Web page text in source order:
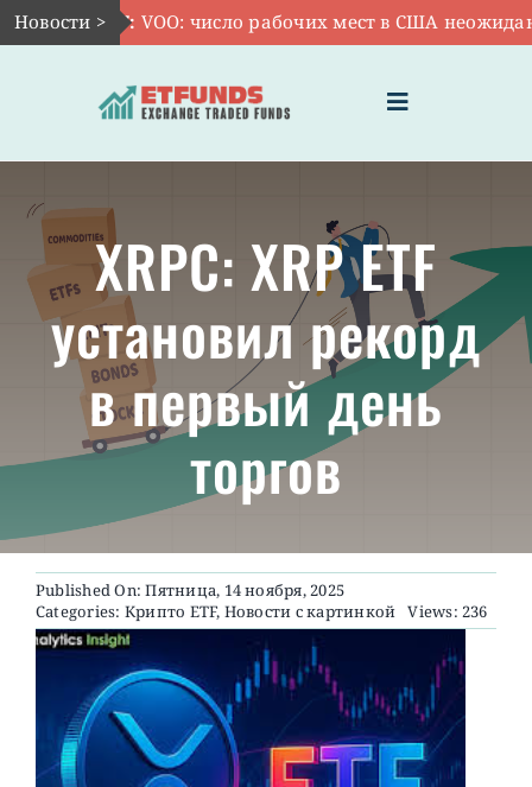
Skip
to
Новости >
Авг 7:VOO: число рабочих мест в США неожиданно
Toggle
Navigation
ГЛАВНАЯ
ЧТО ТАКОЕ ETF
ИНВЕСТИЦИИ В ETF
ТЕМАТИЧЕСКИЕ ETF
АКТУАЛЬНЫЕ
О ПРОЕКТЕ
XRPC: XRP ETF
установил рекорд
в первый день
торгов
Published On: Пятница, 14 ноября, 2025
Categories: Крипто ETF, Новости с картинкой Views: 236